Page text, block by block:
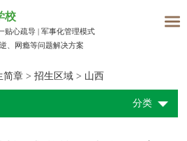
校
贴心疏导 | 军事化管理模式
、网瘾等问题解决方案
简章 >招生区域 > 山西
分类